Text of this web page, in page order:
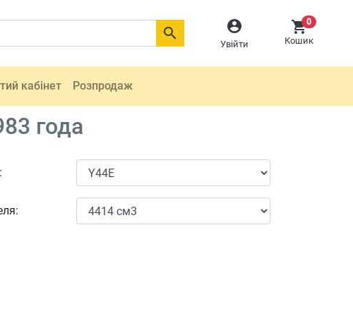

Увійти
0
Кошик

кабінет Розпродаж
года